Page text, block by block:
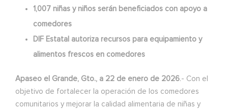
1,007 niñas y niños serán beneficiados con apoyo a
comedores
DIF Estatal autoriza recursos para equipamiento y
alimentos frescos en comedores
Apaseo el Grande, Gto., a 22 de enero de 2026.- Con el
objetivo de fortalecer la operación de los comedores
comunitarios y mejorar la calidad alimentaria de niñas y